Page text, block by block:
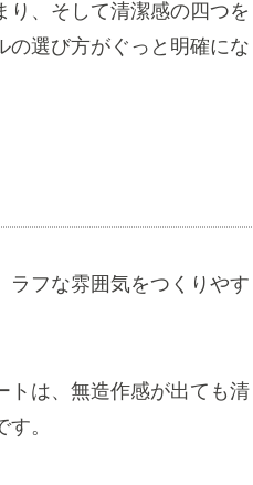
り、そして清潔感の四つを
の選び方がぐっと明確にな
ラフな雰囲気をつくりやす
トは、無造作感が出ても清
。